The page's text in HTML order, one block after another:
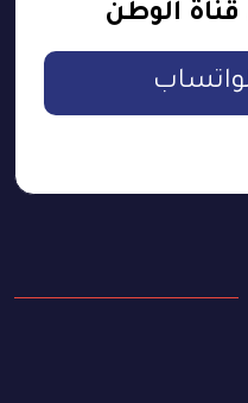
الوطن